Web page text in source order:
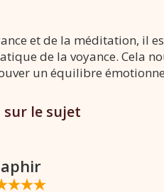
et de la méditation, il
de la voyance. Cela
un équilibre
sur le sujet